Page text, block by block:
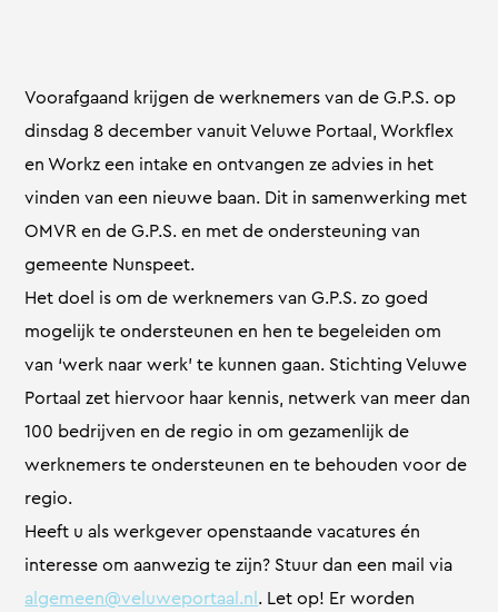
Voorafgaand krijgen de werknemers van de G.P.S. op
dinsdag 8 december vanuit Veluwe Portaal, Workflex
en Workz een intake en ontvangen ze advies in het
vinden van een nieuwe baan. Dit in samenwerking met
OMVR en de G.P.S. en met de ondersteuning van
gemeente Nunspeet.
Het doel is om de werknemers van G.P.S. zo goed
mogelijk te ondersteunen en hen te begeleiden om
van ‘werk naar werk’ te kunnen gaan. Stichting Veluwe
Portaal zet hiervoor haar kennis, netwerk van meer dan
100 bedrijven en de regio in om gezamenlijk de
werknemers te ondersteunen en te behouden voor de
regio.
Heeft u als werkgever openstaande vacatures én
interesse om aanwezig te zijn? Stuur dan een mail via
algemeen@veluweportaal.nl. Let op! Er worden